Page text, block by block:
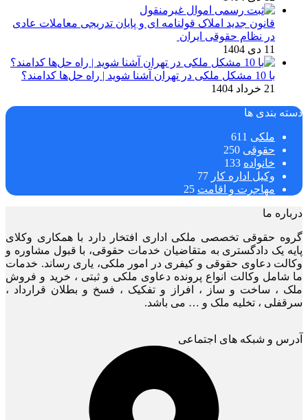
قانون جدید املاک قولنامه ای و پایان تدریجی معاملات عادی
در نظام حقوقی ایران
11 دی 1404
با 10 مشکل ملکی در تهران آشنا شوید | راه حل‌ها کدامند؟
21 خرداد 1404
دسته بندی ها
ملکی 611
حقوقی 250
خانواده 133
وکیل اداره کار 77
مهاجرت و اقامت 25
درباره ما
گروه حقوقی تخصصی ملکی اداری افتخار دارد با همکاری وکلای
پایه یک دادگستری به متقاضیان خدمات حقوقی، با قبول مشاوره و
وکالت دعاوی حقوقی و کیفری در امور ملکی، یاری رساند. خدمات
ما شامل وکالت انواع پرونده دعاوی ملکی و ثبتی ، خرید و فروش
ملک ، ساخت و ساز ، افراز و تفکیک ، فسخ و بطلان قرارداد ،
سرقفلی ، تخلیه ملک و … می باشد.
آدرس و شبکه های اجتماعی